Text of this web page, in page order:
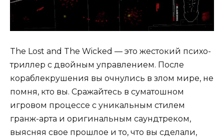
The Lost and The Wicked — это жестокий психо-
триллер с двойным управлением. После
кораблекрушения вы очнулись в злом мире, не
помня, кто вы. Сражайтесь в суматошном
игровом процессе с уникальным стилем
гранж-арта и оригинальным саундтреком,
выясняя свое прошлое и то, что вы сделали,